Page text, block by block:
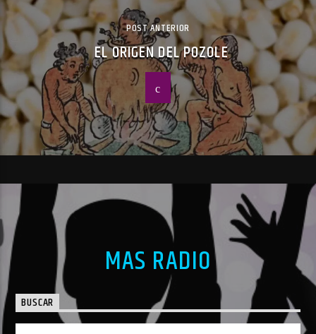
POST ANTERIOR
EL ORIGEN DEL POZOLE
MAS RADIO
BUSCAR